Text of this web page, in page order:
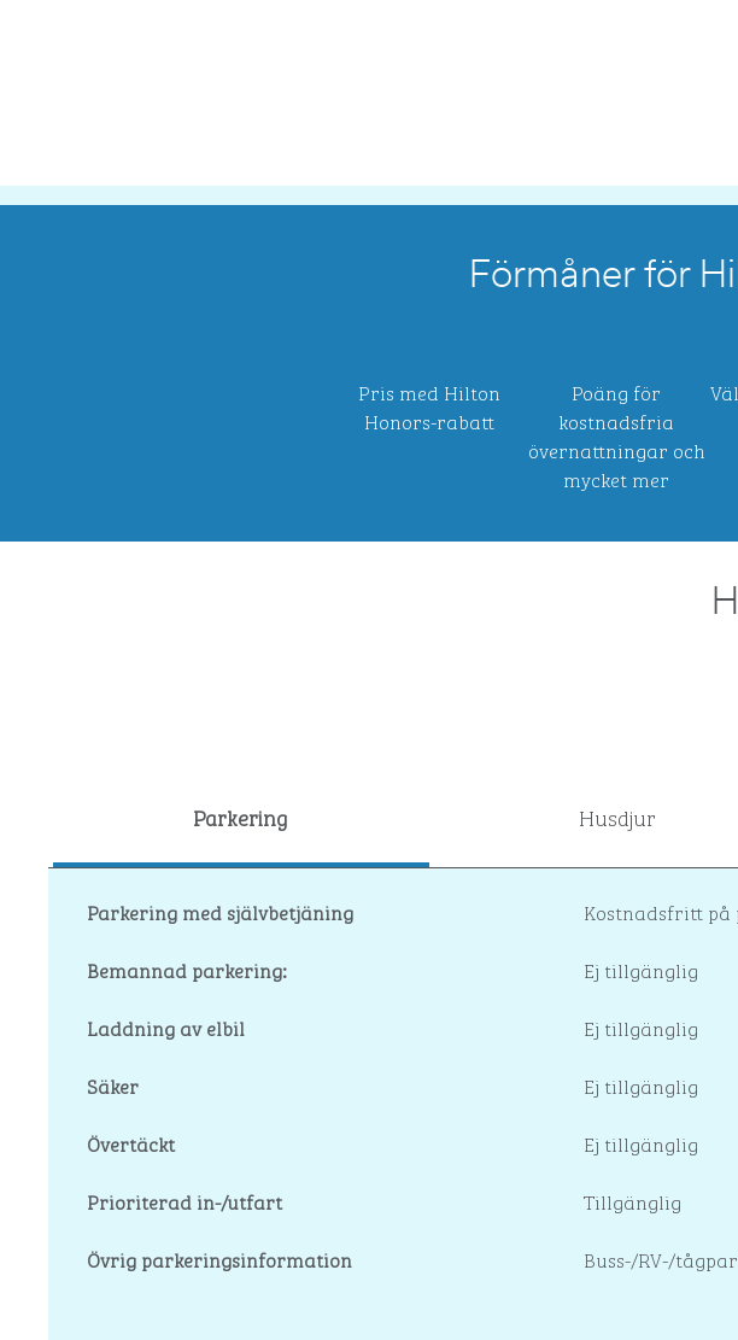
Förmåner för
Pris med Hilton
Honors-rabatt
Poäng för
kostnadsfria
övernattningar och
mycket mer
Parkering Husdjur
Parkering med självbetjäning
Kostnadsfritt på
Bemannad parkering:
Ej tillgänglig
Laddning av elbil
Ej tillgänglig
Säker
Ej tillgänglig
Övertäckt
Ej tillgänglig
Prioriterad in-/utfart
Tillgänglig
Övrig parkeringsinformation
Buss-/RV-/